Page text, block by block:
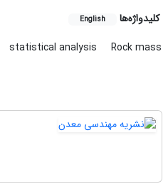
کلیدواژه‌ها English
statistical analysis
Rock mass